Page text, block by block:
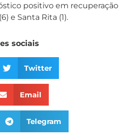
positivo em recuperação
e Santa Rita (1).
sociais
Twitter
Email
Telegram